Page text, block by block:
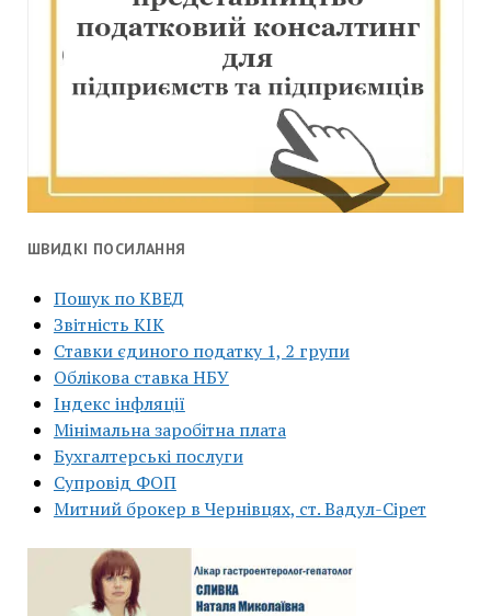
ШВИДКІ ПОСИЛАННЯ
Пошук по КВЕД
Звітність КІК
Ставки єдиного податку 1, 2 групи
Облікова ставка НБУ
Індекс інфляції
Мінімальна заробітна плата
Бухгалтерські послуги
Супровід ФОП
Митний брокер в Чернівцях, ст. Вадул-Сірет